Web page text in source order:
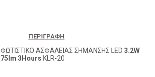
ΠΕΡΙΓΡΑΦΉ
ΦΩΤΙΣΤΙΚΟ ΑΣΦΑΛΕΙΑΣ ΣΗΜΑΝΣΗΣ LED 3.2W
75lm 3Hours KLR-20